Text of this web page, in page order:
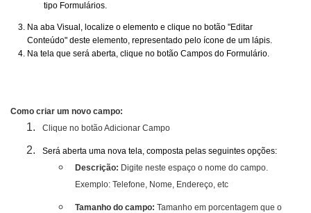
tipo Formulários.
Na aba Visual, localize o elemento e clique no botão "Editar
Conteúdo" deste elemento, representado pelo ícone de um lápis.
Na tela que será aberta, clique no botão Campos do Formulário.
Como criar um novo campo:
Clique no botão Adicionar Campo
Será aberta uma nova tela, composta pelas seguintes opções:
Descrição: Digite neste espaço o nome do campo.
Exemplo: Telefone, Nome, Endereço, etc
Tamanho do campo: Tamanho em porcentagem que o